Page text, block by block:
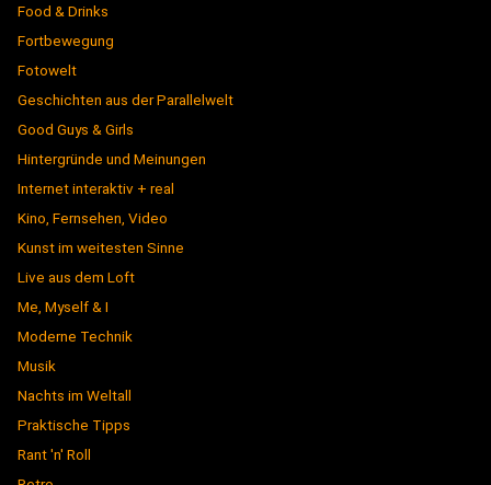
Food & Drinks
Fortbewegung
Fotowelt
Geschichten aus der Parallelwelt
Good Guys & Girls
Hintergründe und Meinungen
Internet interaktiv + real
Kino, Fernsehen, Video
Kunst im weitesten Sinne
Live aus dem Loft
Me, Myself & I
Moderne Technik
Musik
Nachts im Weltall
Praktische Tipps
Rant 'n' Roll